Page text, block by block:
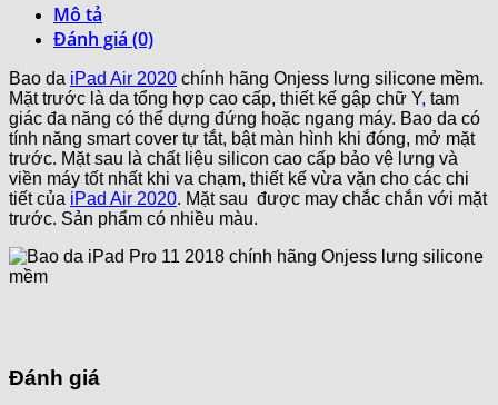
Mô tả
Đánh giá (0)
Bao da iPad Air 2020 chính hãng Onjess lưng silicone mềm.
Mặt trước là da tổng hợp cao cấp, thiết kế gập chữ Y, tam
giác đa năng có thể dựng đứng hoặc ngang máy. Bao da có
tính năng smart cover tự tắt, bật màn hình khi đóng, mở mặt
trước. Mặt sau là chất liệu silicon cao cấp bảo vệ lưng và
viền máy tốt nhất khi va chạm, thiết kế vừa vặn cho các chi
tiết của iPad Air 2020. Mặt sau được may chắc chắn với mặt
trước. Sản phẩm có nhiều màu.
Đánh giá